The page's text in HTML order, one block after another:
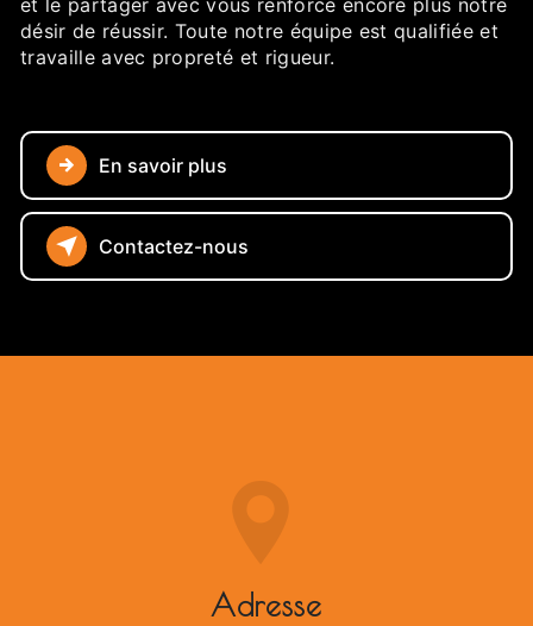
désir de réussir. Toute notre équipe est qualifiée et
travaille avec propreté et rigueur.
En savoir plus
Contactez-nous
Adresse